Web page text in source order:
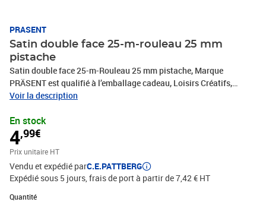
PRASENT
Satin double face 25-m-rouleau 25 mm
pistache
Satin double face 25-m-Rouleau 25 mm pistache, Marque
PRÄSENT est qualifié à l’emballage cadeau, Loisirs Créatifs,
Bricolage et tous vos projets DIY. Le ruban décoratif est produit en
ruban cadeau est parfait pour les différents thèmes de commerces
et occasions, comme Noël, anniversaire, mariage, Saint-Valentin
ou Pâques. Laissez-vous inspirer de la diversité de produits de
C.E.PATTBERG et constatez par vous-même les nombreux
avantages de la qualité fabriqué en Allemagne.
Voir la description
En stock
4,99€
Prix unitaire HT
Vendu et expédié parC.E.PATTBERG
Expédié sous 5 jours, frais de port à partir de 7,42 € HT
Quantité
Quantité : 1